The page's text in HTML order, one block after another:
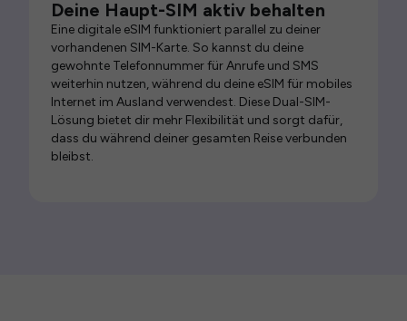
Deine Haupt-SIM aktiv behalten
Eine digitale eSIM funktioniert parallel zu deiner
vorhandenen SIM-Karte. So kannst du deine
gewohnte Telefonnummer für Anrufe und SMS
weiterhin nutzen, während du deine eSIM für mobiles
Internet im Ausland verwendest. Diese Dual-SIM-
Lösung bietet dir mehr Flexibilität und sorgt dafür,
dass du während deiner gesamten Reise verbunden
bleibst.